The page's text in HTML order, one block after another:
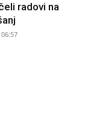
radovi na